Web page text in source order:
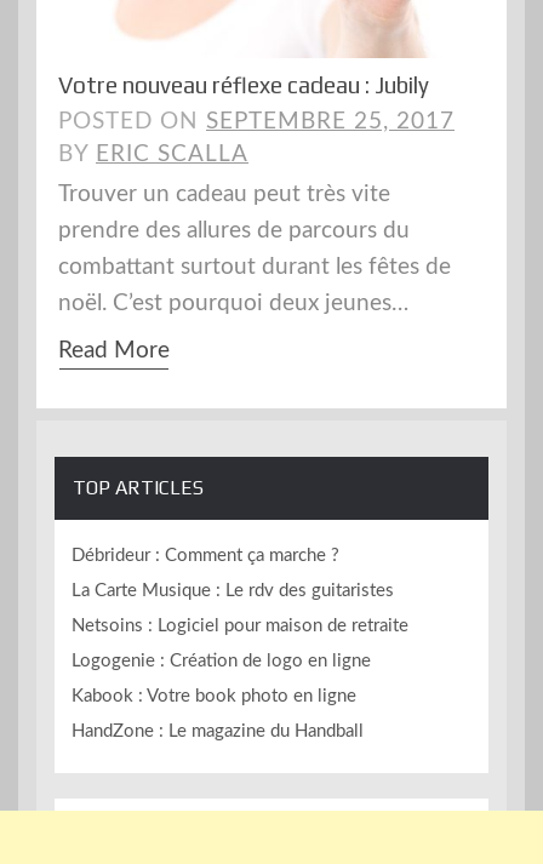
Votre nouveau réflexe cadeau : Jubily
POSTED ON SEPTEMBRE 25, 2017
BY ERIC SCALLA
Trouver un cadeau peut très vite
prendre des allures de parcours du
combattant surtout durant les fêtes de
noël. C’est pourquoi deux jeunes…
Read More
TOP ARTICLES
Débrideur : Comment ça marche ?
La Carte Musique : Le rdv des guitaristes
Netsoins : Logiciel pour maison de retraite
Logogenie : Création de logo en ligne
Kabook : Votre book photo en ligne
HandZone : Le magazine du Handball